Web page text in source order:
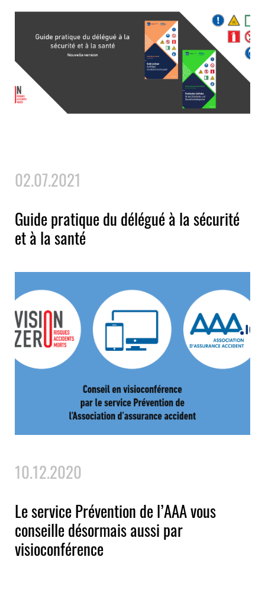
02.07.2021
Guide pratique du délégué à la sécurité
et à la santé
10.12.2020
Le service Prévention de l’AAA vous
conseille désormais aussi par
visioconférence